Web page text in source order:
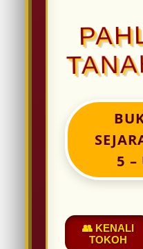
5 –
👥 KENALI
TOKOH